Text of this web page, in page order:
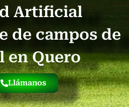
Artificial
de campos de
en Quero
Llámanos